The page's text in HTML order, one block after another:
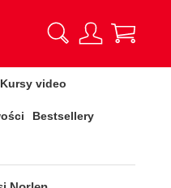
Kursy video
Bestsellery